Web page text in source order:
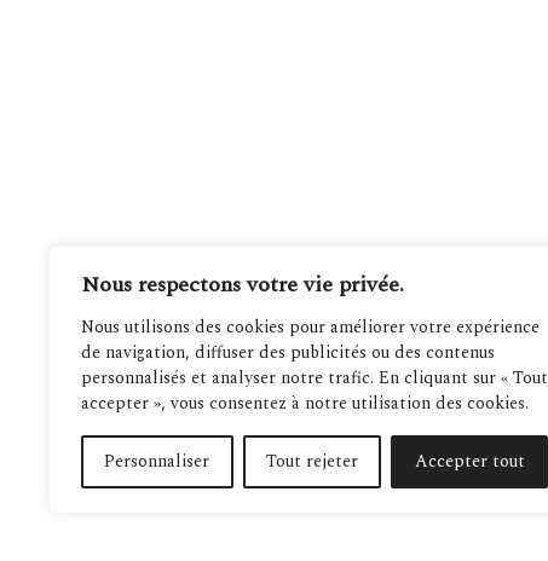
Nous respectons votre vie privée.
Nous utilisons des cookies pour améliorer votre expérience
de navigation, diffuser des publicités ou des contenus
personnalisés et analyser notre trafic. En cliquant sur « Tout
accepter », vous consentez à notre utilisation des cookies.
Personnaliser Tout rejeter Accepter tout